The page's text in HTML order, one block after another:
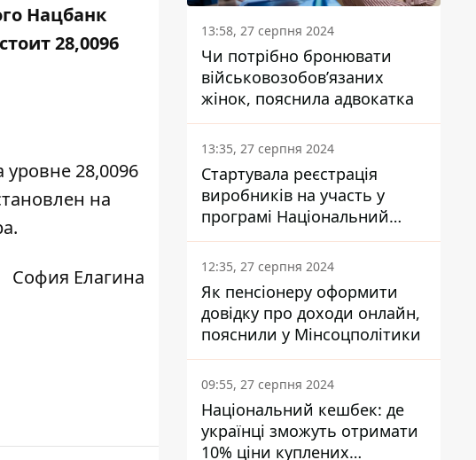
Нацбанк
28,0096
28,0096
на
София Елагина
13:58, 27 серпня 2024
Чи потрібно бронювати
військовозобов’язаних
жінок, пояснила адвокатка
13:35, 27 серпня 2024
Стартувала реєстрація
виробників на участь у
програмі Національний
кешбек: як це зробити
через портал Дія
12:35, 27 серпня 2024
Як пенсіонеру оформити
довідку про доходи онлайн,
пояснили у Мінсоцполітики
09:55, 27 серпня 2024
Національний кешбек: де
українці зможуть отримати
10% ціни куплених